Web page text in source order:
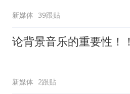
新媒体 39跟贴
论背景音乐的重要性！！
新媒体 2跟贴